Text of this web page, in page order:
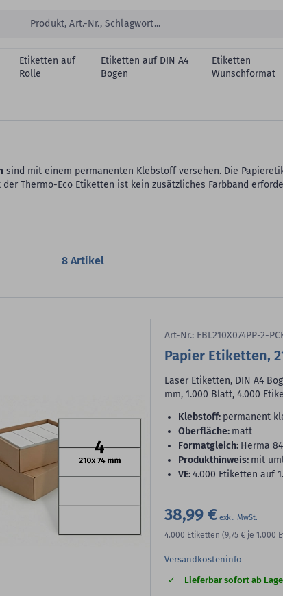
Etiketten auf
Rolle
Etiketten auf DIN A4
Bogen
Etiketten
Wunschformat
sind mit einem permanenten Klebstoff versehen. Die
Thermo-Eco Etiketten ist kein zusätzliches Farbband
8Artikel
Art-Nr.: EBL210X074PP-2-
Papier Etiketten,
Laser Etiketten, DIN A4
mm, 1.000 Blatt, 4.000
Klebstoff: permanent
Oberfläche: matt
Formatgleich: Herma
Produkthinweis: mit
VE:4.000 Etiketten auf
38,99 €
4.000 Etiketten (9,75 € je 1.000
Versandkosteninfo
Lieferbar sofort ab